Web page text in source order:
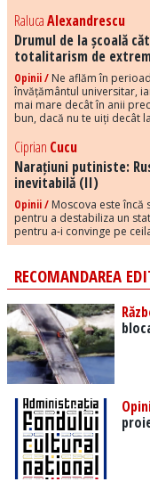
RalucaAlexandrescu
Drumul de la școală
totalitarism de
Opinii / Ne aflăm în
învățământul universitar,
mai mare decât în anii
bun, dacă nu te uiți decât
Ciprian Cucu
Narațiuni putiniste:
inevitabilă (II)
Opinii / Moscova este încă
pentru a destabiliza un
pentru a-i convinge pe
RECOMANDAREA